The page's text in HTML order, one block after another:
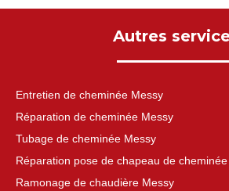
Autres
Entretien de cheminée Messy
Réparation de cheminée Messy
Tubage de cheminée Messy
Réparation pose de chapeau de
Ramonage de chaudière Messy